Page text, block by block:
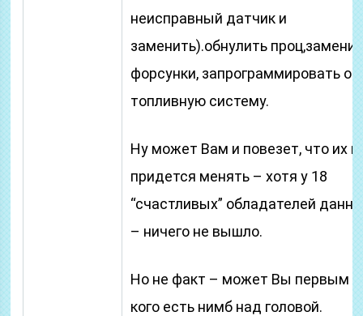
неисправный датчик и
заменить).обнулить
форсунки, запрограммировать
топливную систему.
Ну может Вам и повезет, что их
придется менять – хотя у 18
“счастливых” обладателей
– ничего не вышло.
Но не факт – может Вы первым
кого есть нимб над головой.